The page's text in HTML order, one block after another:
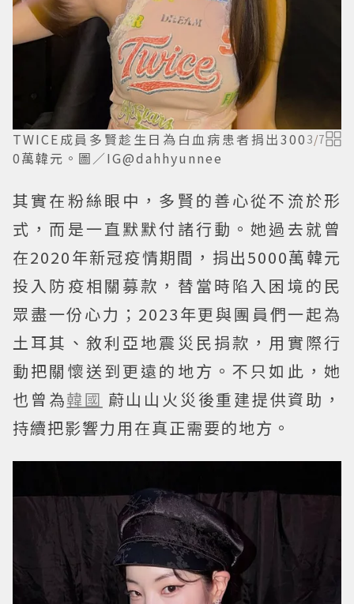
TWICE成員多賢趁生日為白血病患者捐出300
0萬韓元。圖／IG@dahhyunnee
3/7
其實在粉絲眼中，多賢的善心從不流於形
式，而是一直默默付諸行動。她過去就曾
在2020年新冠疫情期間，捐出5000萬韓元
投入防疫相關募款，替當時陷入困境的民
眾盡一份心力；2023年更與團員們一起為
土耳其、敘利亞地震災民捐款，用實際行
動把關懷送到更遠的地方。不只如此，她
也曾為韓國 蔚山山火災後重建提供資助，
持續把影響力用在真正需要的地方。